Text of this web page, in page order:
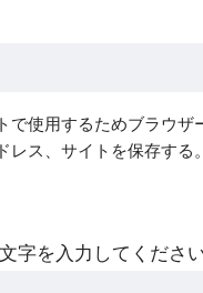
で使用するためブラウザ
レス、サイトを保存する。
字を入力してください